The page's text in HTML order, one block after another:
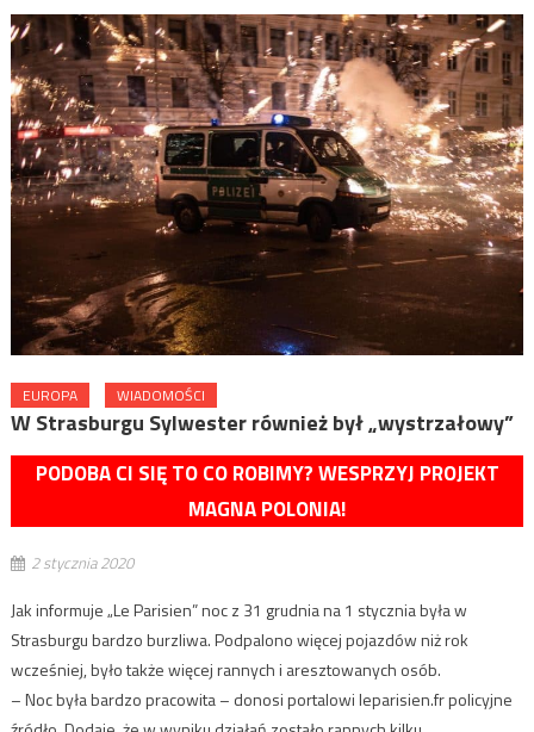
EUROPA WIADOMOŚCI
W Strasburgu Sylwester również był „wystrzałowy”
PODOBA CI SIĘ TO CO ROBIMY? WESPRZYJ PROJEKT
MAGNA POLONIA!
2 stycznia 2020
Jak informuje „Le Parisien” noc z 31 grudnia na 1 stycznia była w
Strasburgu bardzo burzliwa. Podpalono więcej pojazdów niż rok
wcześniej, było także więcej rannych i aresztowanych osób.
– Noc była bardzo pracowita – donosi portalowi leparisien.fr policyjne